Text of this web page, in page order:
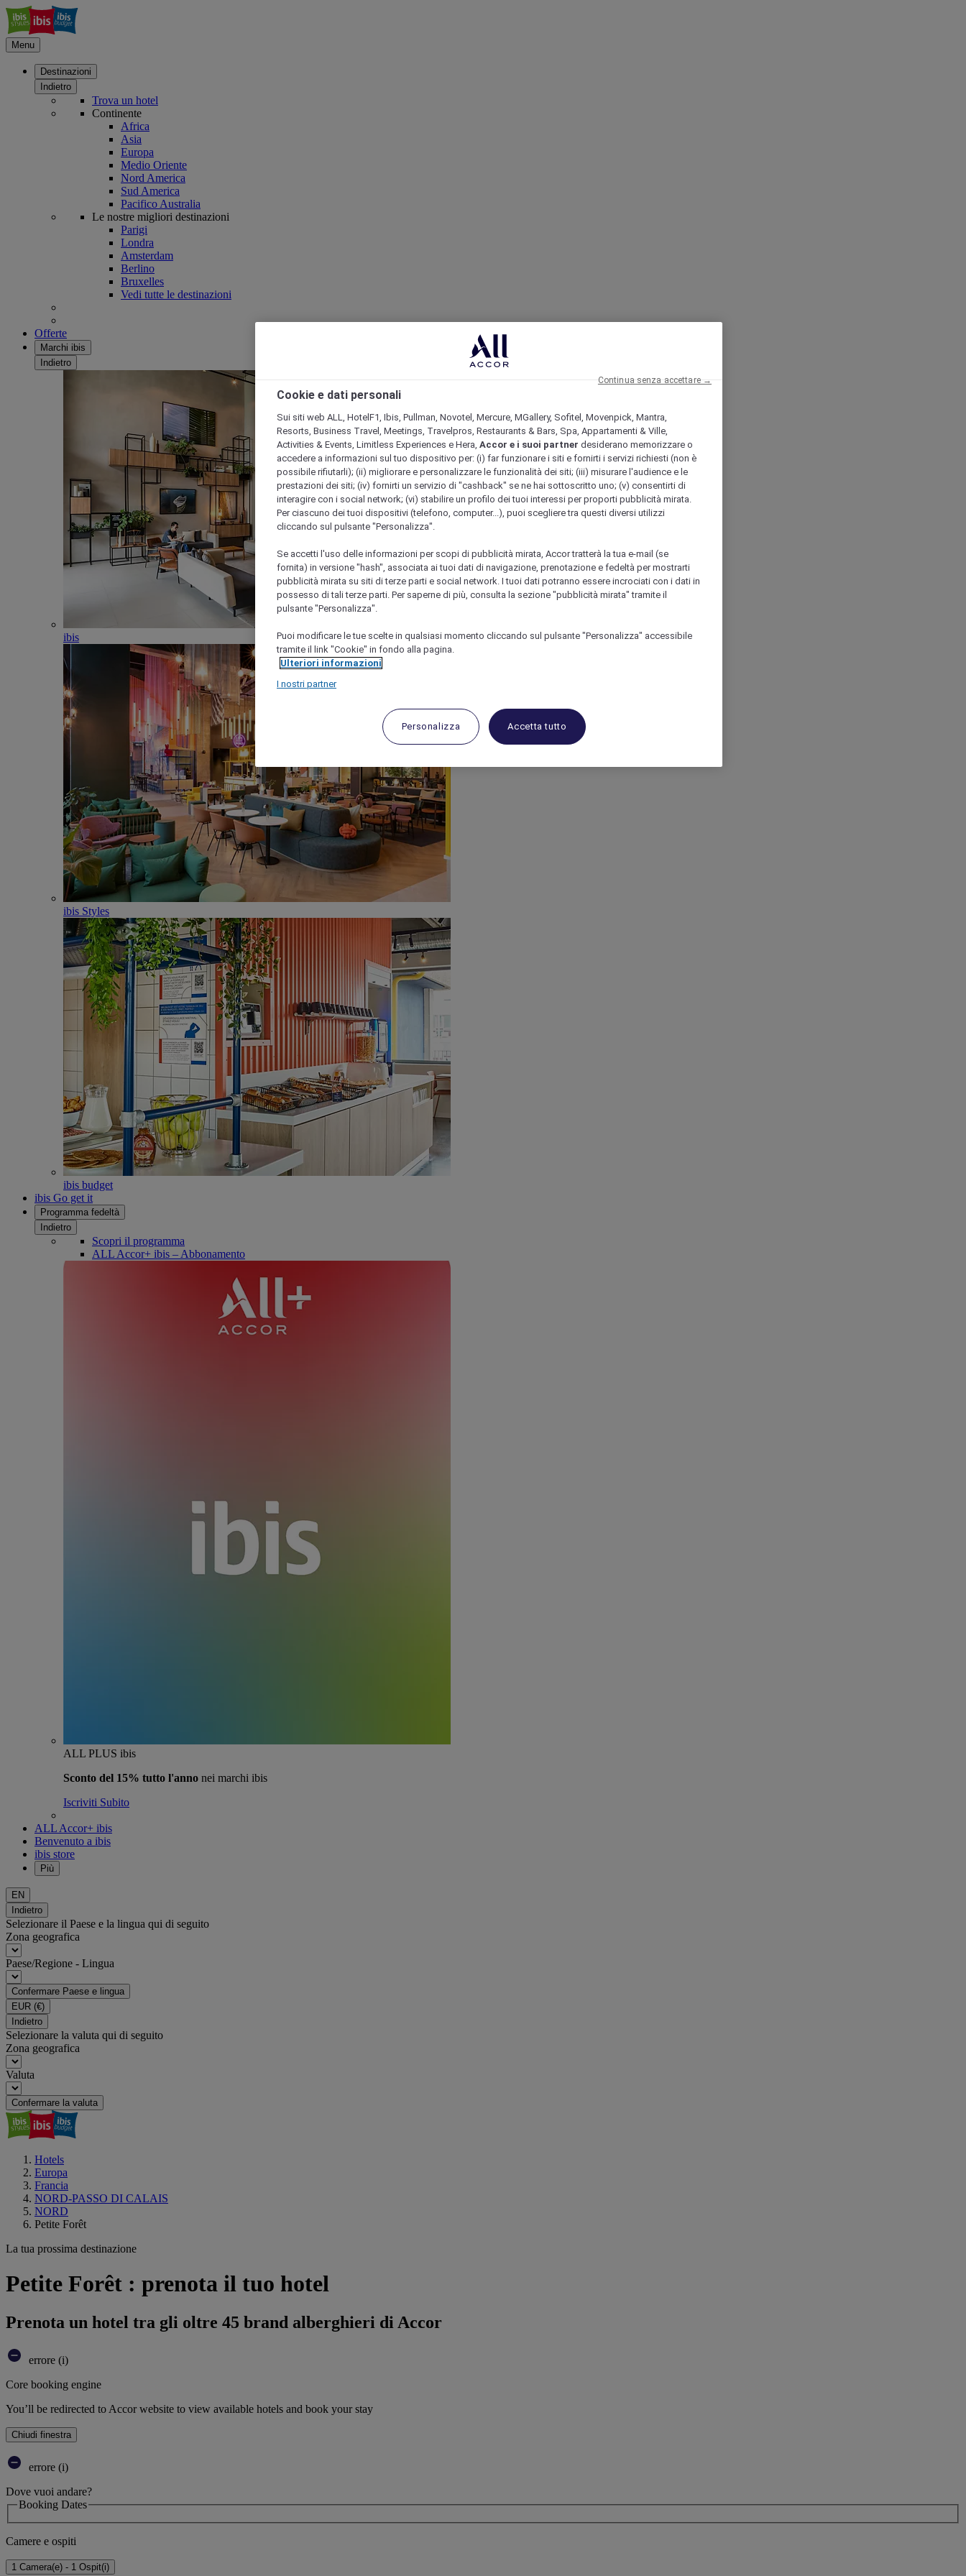
Menu
Destinazioni
Indietro
Trova un hotel
Continente
Africa
Asia
Europa
Medio Oriente
Nord America
Sud America
Pacifico Australia
Le nostre migliori destinazioni
Parigi
Londra
Amsterdam
Berlino
Bruxelles
Vedi tutte le destinazioni
Offerte
Marchi ibis
Indietro
ibis
ibis Styles
ibis budget
ibis Go get it
Programma fedeltà
Indietro
Scopri il programma
ALL Accor+ ibis – Abbonamento
ALL PLUS ibis
Sconto del 15% tutto l'anno nei marchi ibis
Iscriviti Subito
ALL Accor+ ibis
Benvenuto a ibis
ibis store
Più
EN
Indietro
Selezionare il Paese e la lingua qui di seguito
Zona geografica
Paese/Regione - Lingua
Confermare Paese e lingua
EUR (€)
Indietro
Selezionare la valuta qui di seguito
Zona geografica
Valuta
Confermare la valuta
Hotels
Europa
Francia
NORD-PASSO DI CALAIS
NORD
Petite Forêt
La tua prossima destinazione
Petite Forêt : prenota il tuo hotel
Prenota un hotel tra gli oltre 45 brand alberghieri di Accor
errore (i)
Core booking engine
You’ll be redirected to Accor website to view available hotels and book your stay
Chiudi finestra
errore (i)
Dove vuoi andare?
Booking Dates
Camere e ospiti
1 Camera(e) - 1 Ospit(i)
Cookie e dati personali
Sui siti web ALL, HotelF1, Ibis, Pullman, Novotel, Mercure, MGallery, Sofitel, Movenpick, Mantra,
Resorts, Business Travel, Meetings, Travelpros, Restaurants & Bars, Spa, Appartamenti & Ville,
Activities & Events, Limitless Experiences e Hera, Accor e i suoi partner desiderano memorizzare o
accedere a informazioni sul tuo dispositivo per: (i) far funzionare i siti e fornirti i servizi richiesti (non è
possibile rifiutarli); (ii) migliorare e personalizzare le funzionalità dei siti; (iii) misurare l'audience e le
prestazioni dei siti; (iv) fornirti un servizio di "cashback" se ne hai sottoscritto uno; (v) consentirti di
interagire con i social network; (vi) stabilire un profilo dei tuoi interessi per proporti pubblicità mirata.
Per ciascuno dei tuoi dispositivi (telefono, computer...), puoi scegliere tra questi diversi utilizzi
cliccando sul pulsante "Personalizza".
Se accetti l'uso delle informazioni per scopi di pubblicità mirata, Accor tratterà la tua e-mail (se
fornita) in versione "hash", associata ai tuoi dati di navigazione, prenotazione e fedeltà per mostrarti
pubblicità mirata su siti di terze parti e social network. I tuoi dati potranno essere incrociati con i dati in
possesso di tali terze parti. Per saperne di più, consulta la sezione "pubblicità mirata" tramite il
pulsante "Personalizza".
Puoi modificare le tue scelte in qualsiasi momento cliccando sul pulsante "Personalizza" accessibile
tramite il link "Cookie" in fondo alla pagina.
Ulteriori informazioni
I nostri partner
Personalizza Accetta tutto
Continua senza accettare →